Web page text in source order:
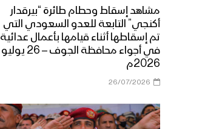
مشاهد إسقاط وحطام طائرة “بيرقدار
أكنجي” التابعة للعدو السعودي التي
تم إسقاطها أثناء قيامها بأعمال عدائية
في أجواء محافظة الجوف – 26 يوليو
2026م
26/07/2026